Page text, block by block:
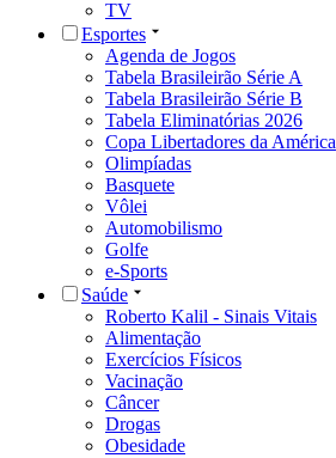
TV
Esportes
Agenda de Jogos
Tabela Brasileirão Série A
Tabela Brasileirão Série B
Tabela Eliminatórias 2026
Copa Libertadores da América
Olimpíadas
Basquete
Vôlei
Automobilismo
Golfe
e-Sports
Saúde
Roberto Kalil - Sinais Vitais
Alimentação
Exercícios Físicos
Vacinação
Câncer
Drogas
Obesidade